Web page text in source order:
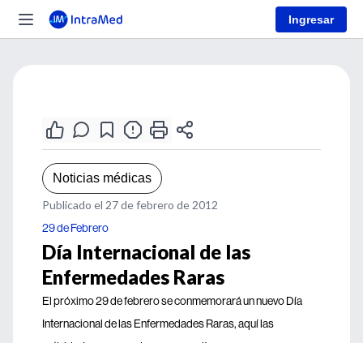
Ingresar
Noticias médicas
Publicado el 27 de febrero de 2012
29 de Febrero
Día Internacional de las
Enfermedades Raras
El próximo 29 de febrero se conmemorará un nuevo Día
Internacional de las Enfermedades Raras, aquí las